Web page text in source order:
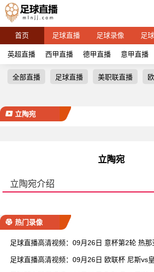
首页 足球直播 足球录像 足
英超直播 西甲直播 德甲直播 意甲直播
全部直播 足球直播 美职联直播
立陶宛
立陶宛
立陶宛介绍
热门录像
足球直播高清
足球直播高清视频：09月